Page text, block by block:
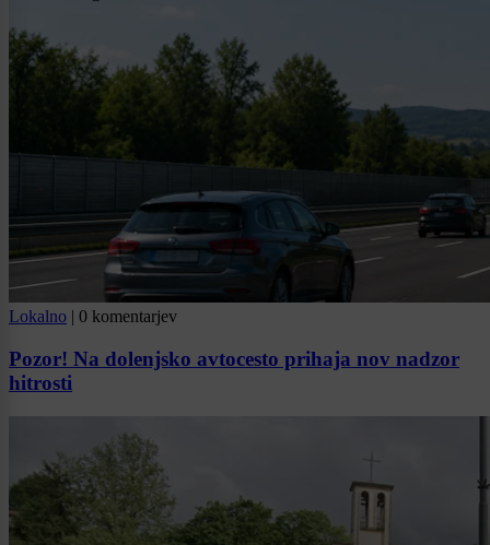
Lokalno | 0 komentarjev
Pozor! Na dolenjsko avtocesto prihaja nov nadzor
hitrosti